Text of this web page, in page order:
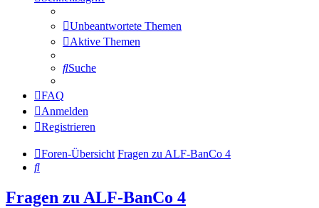
Unbeantwortete Themen
Aktive Themen
Suche
FAQ
Anmelden
Registrieren
Foren-Übersicht Fragen zu ALF-BanCo 4
Suche
Fragen zu ALF-BanCo 4